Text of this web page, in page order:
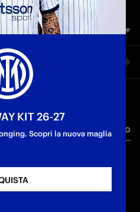
famiglia interista per la
Inter.
Tutti i video
KIT 26-27
Scopri la nuova maglia